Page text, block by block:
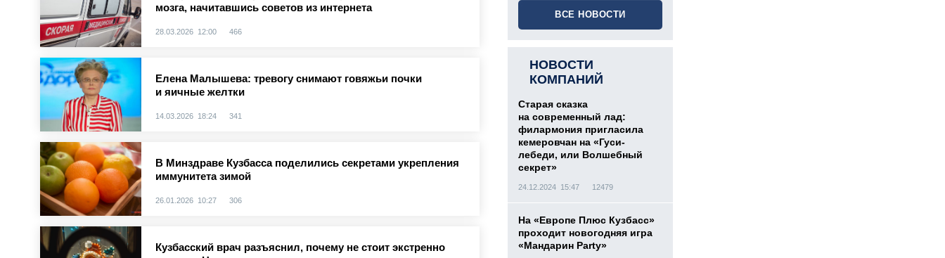
мозга, начитавшись советов из интернета
28.03.2026 12:00 466
Елена Малышева: тревогу снимают говяжьи почки
и яичные желтки
14.03.2026 18:24 341
В Минздраве Кузбасса поделились секретами укрепления
иммунитета зимой
26.01.2026 10:27 306
Кузбасский врач разъяснил, почему не стоит экстренно
ВСЕ НОВОСТИ
НОВОСТИ
КОМПАНИЙ
Старая сказка
на современный лад:
филармония пригласила
кемеровчан на «Гуси-
лебеди, или Волшебный
секрет»
24.12.2024 15:47 12479
На «Европе Плюс Кузбасс»
проходит новогодняя игра
«Мандарин Party»